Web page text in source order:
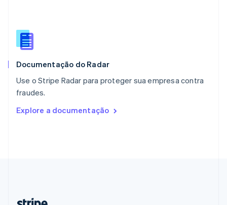
Documentação do Radar
Use o Stripe Radar para proteger sua empresa contra
fraudes.
Explore a documentação
Português
RAE de Hong Kong, China
Reino Unido
República Tcheca
English
English